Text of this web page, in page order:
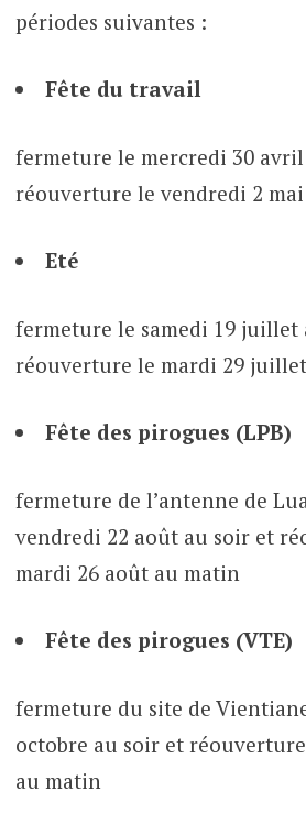
périodes suivantes :
Fête du travail
fermeture le mercredi 30
réouverture le vendredi 2
Eté
fermeture le samedi 19 juillet
réouverture le mardi 29
Fête des pirogues (LPB)
fermeture de l’antenne de
vendredi 22 août au soir et
mardi 26 août au matin
Fête des pirogues (VTE)
fermeture du site de
octobre au soir et
au matin